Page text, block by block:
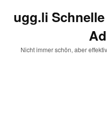
ugg.li
Nicht immer schön, aber